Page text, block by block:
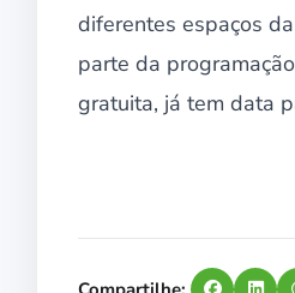
diferentes espaços
parte da
gratuita, já tem data